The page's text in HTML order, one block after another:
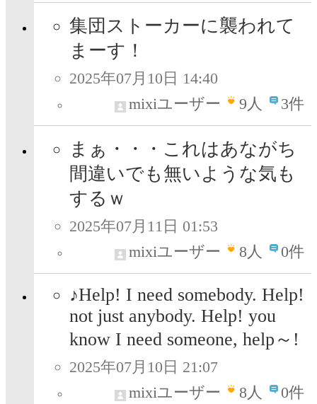
集団ストーカーに襲われて
まーす！
2025年07月10日 14:40
mixiユーザー
9人 3件
まぁ・・・これはあながち
間違いでも無いような気も
するｗ
2025年07月11日 01:53
mixiユーザー
8人 0件
♪Help! I need somebody. Help!
not just anybody. Help! you
know I need someone, help～!
2025年07月10日 21:07
mixiユーザー
8人 0件